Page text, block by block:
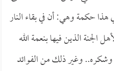
هذا حكمة وهي: أن في بقاء النار
الجنة الذين فيها بنعمة الله
وشكره.. وغير ذلك من الفوائد